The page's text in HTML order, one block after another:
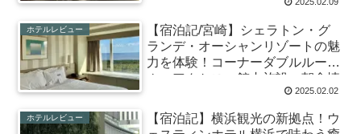
2025.02.09
ホテルレビュー
【宿泊記/宮崎】シェラトン・グ
ランデ・オーシャンリゾートの魅
力を体験！コーナーダブルルー
ム・アクセス・館内施設・朝食情
2025.02.02
ホテルレビュー
【宿泊記】横浜観光の新拠点！ウ